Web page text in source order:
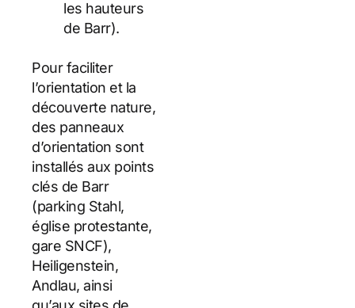
les hauteurs
de Barr).
Pour faciliter
l’orientation et la
découverte nature,
des panneaux
d’orientation sont
installés aux points
clés de Barr
(parking Stahl,
église protestante,
gare SNCF),
Heiligenstein,
Andlau, ainsi